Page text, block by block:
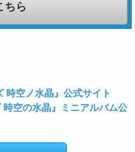
ちら
時空ノ水晶』公式サイト
時空の水晶』ミニアルバム公